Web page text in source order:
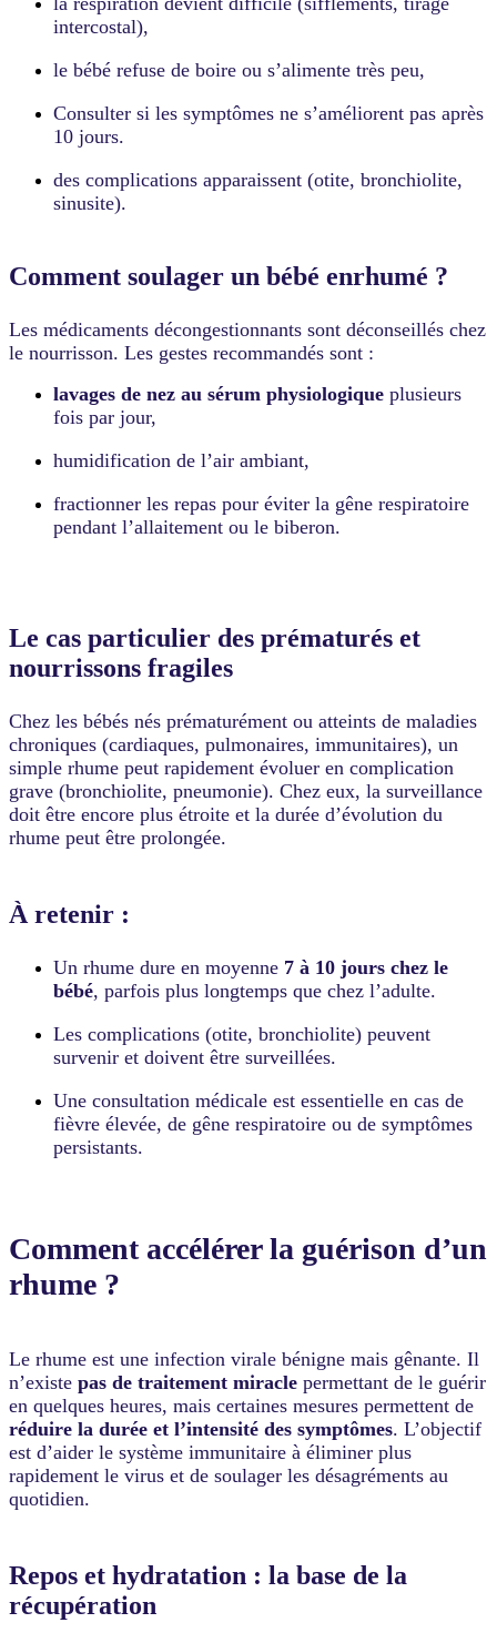
intercostal),
le bébé refuse de boire ou s’alimente très peu,
Consulter si les symptômes ne s’améliorent pas après
10 jours.
des complications apparaissent (otite, bronchiolite,
sinusite).
Comment soulager un bébé enrhumé ?
Les médicaments décongestionnants sont déconseillés chez
le nourrisson. Les gestes recommandés sont :
lavages de nez au sérum physiologique plusieurs
fois par jour,
humidification de l’air ambiant,
fractionner les repas pour éviter la gêne respiratoire
pendant l’allaitement ou le biberon.
Le cas particulier des prématurés et
nourrissons fragiles
Chez les bébés nés prématurément ou atteints de maladies
chroniques (cardiaques, pulmonaires, immunitaires), un
simple rhume peut rapidement évoluer en complication
grave (bronchiolite, pneumonie). Chez eux, la surveillance
doit être encore plus étroite et la durée d’évolution du
rhume peut être prolongée.
À retenir :
Un rhume dure en moyenne 7 à 10 jours chez le
bébé, parfois plus longtemps que chez l’adulte.
Les complications (otite, bronchiolite) peuvent
survenir et doivent être surveillées.
Une consultation médicale est essentielle en cas de
fièvre élevée, de gêne respiratoire ou de symptômes
persistants.
Comment accélérer la guérison d’un
rhume ?
Le rhume est une infection virale bénigne mais gênante. Il
n’existe pas de traitement miracle permettant de le guérir
en quelques heures, mais certaines mesures permettent de
réduire la durée et l’intensité des symptômes. L’objectif
est d’aider le système immunitaire à éliminer plus
rapidement le virus et de soulager les désagréments au
quotidien.
Repos et hydratation : la base de la
récupération